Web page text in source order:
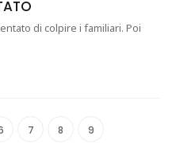
di colpire i familiari. Poi
7 8 9